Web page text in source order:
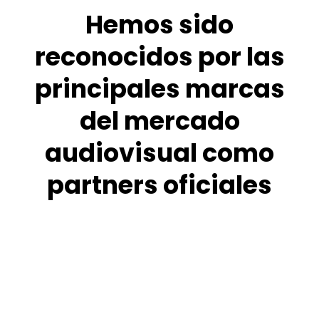
Hemos sido
reconocidos por las
principales marcas
del mercado
audiovisual como
partners oficiales